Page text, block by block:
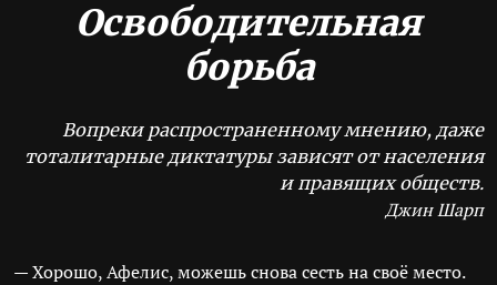
Освободительная
борьба
Вопреки распространенному мнению, даже
тоталитарные диктатуры зависят от населения
и правящих обществ.
Джин Шарп
— Хорошо, Афелис, можешь снова сесть на своё место.